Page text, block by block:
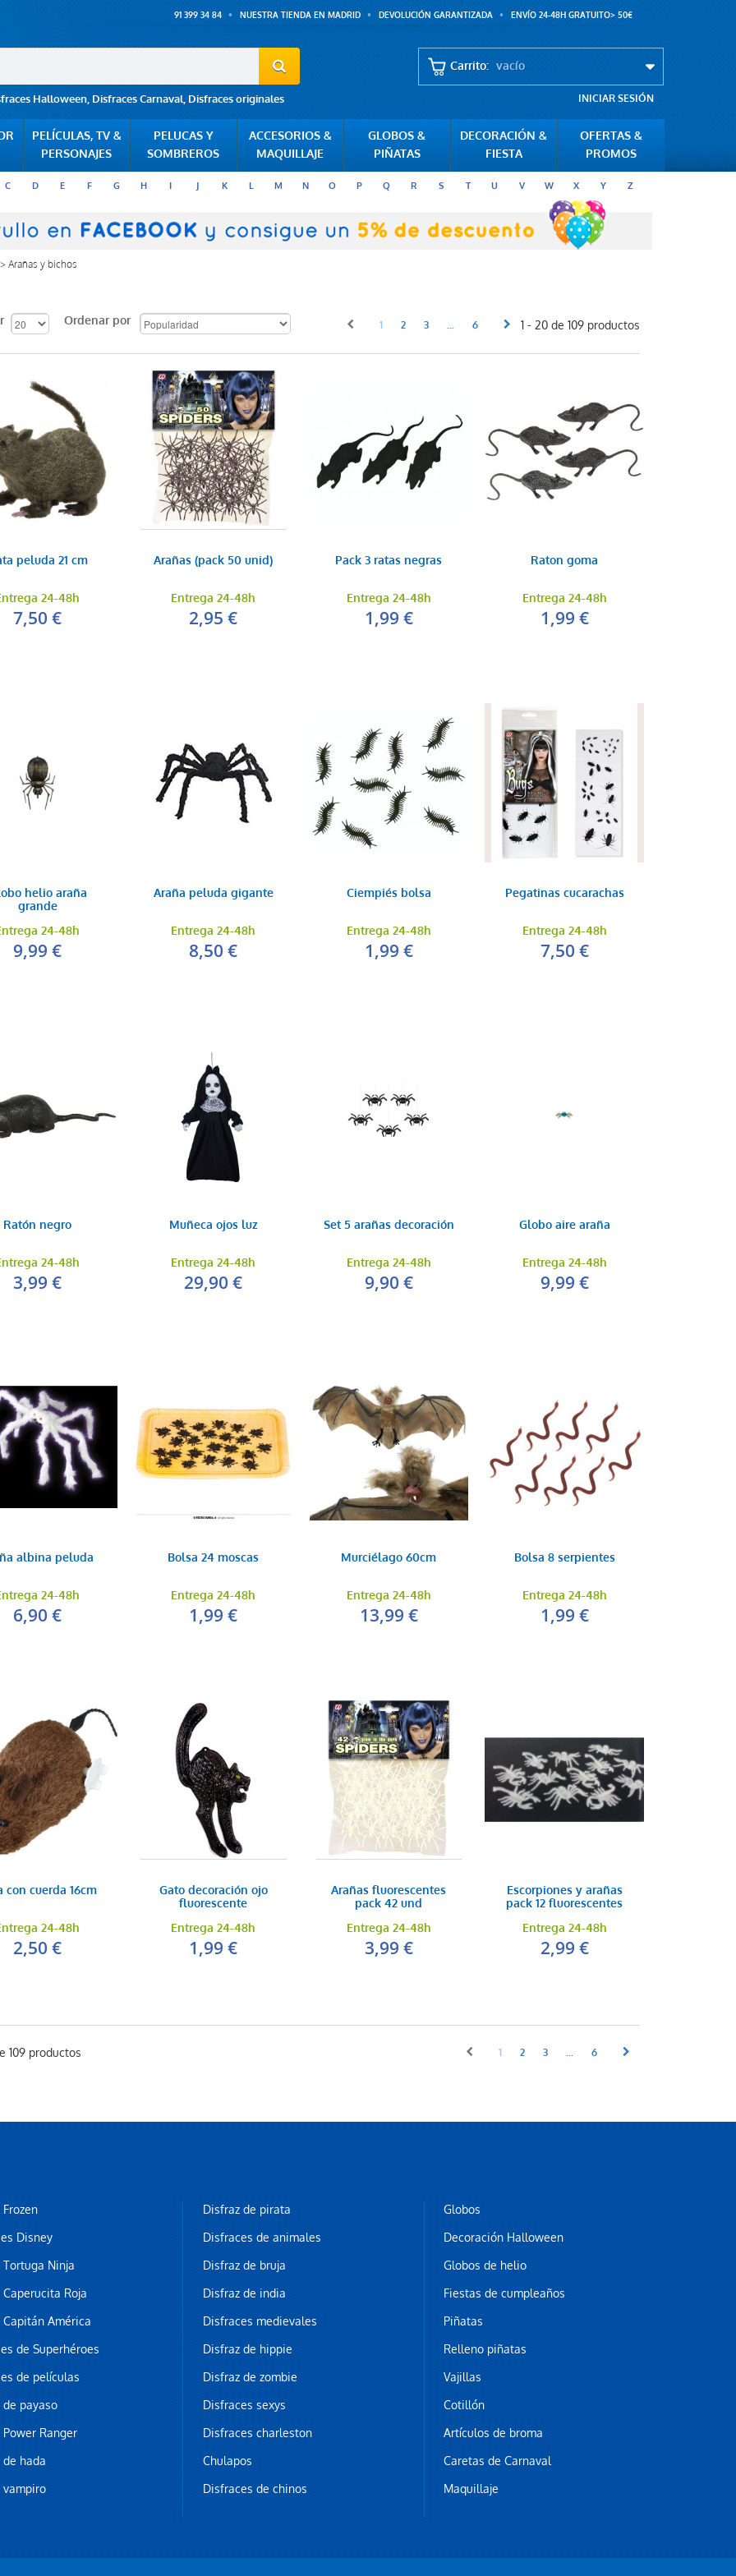
91 399 34 84 NUESTRA TIENDA EN MADRID DEVOLUCIÓN GARANTIZADA ENVÍO 24-48H GRATUITO> 50€
Halloween, Disfraces Carnaval, Disfraces originales
Carrito: vacío
INICIAR SESIÓN
PELÍCULAS, TV &
PERSONAJES
PELUCAS Y
SOMBREROS
ACCESORIOS &
MAQUILLAJE
GLOBOS &
PIÑATAS
DECORACIÓN &
FIESTA
OFERTAS &
PROMOS
C D E F G H I J K L M N O P Q R S T U V W X Y Z
Arañas y bichos
Ordenar por 1 - 20 de 109 productos
1 2 3 ... 6
peluda 21 cm
24-48h
7,50 €
Arañas (pack 50 unid)
Entrega 24-48h
2,95 €
Pack 3 ratas negras
Entrega 24-48h
1,99 €
Raton goma
Entrega 24-48h
1,99 €
helio araña
grande
24-48h
9,99 €
Araña peluda gigante
Entrega 24-48h
8,50 €
Ciempiés bolsa
Entrega 24-48h
1,99 €
Pegatinas cucarachas
Entrega 24-48h
7,50 €
Ratón negro
24-48h
3,99 €
Muñeca ojos luz
Entrega 24-48h
29,90 €
Set 5 arañas decoración
Entrega 24-48h
9,90 €
Globo aire araña
Entrega 24-48h
9,99 €
albina peluda
24-48h
6,90 €
Bolsa 24 moscas
Entrega 24-48h
1,99 €
Murciélago 60cm
Entrega 24-48h
13,99 €
Bolsa 8 serpientes
Entrega 24-48h
1,99 €
con cuerda 16cm
24-48h
2,50 €
Gato decoración ojo
fluorescente
Entrega 24-48h
1,99 €
Arañas fluorescentes
pack 42 und
Entrega 24-48h
3,99 €
Escorpiones y arañas
pack 12 fluorescentes
Entrega 24-48h
2,99 €
109 productos 1 2 3 ... 6
Disney
Ninja
Roja
América
de Superhéroes
de películas
payaso
Ranger
hada
Disfraz de pirata
Disfraces de animales
Disfraz de bruja
Disfraz de india
Disfraces medievales
Disfraz de hippie
Disfraz de zombie
Disfraces sexys
Disfraces charleston
Chulapos
Disfraces de chinos
Globos
Decoración Halloween
Globos de helio
Fiestas de cumpleaños
Piñatas
Relleno piñatas
Vajillas
Cotillón
Artículos de broma
Caretas de Carnaval
Maquillaje